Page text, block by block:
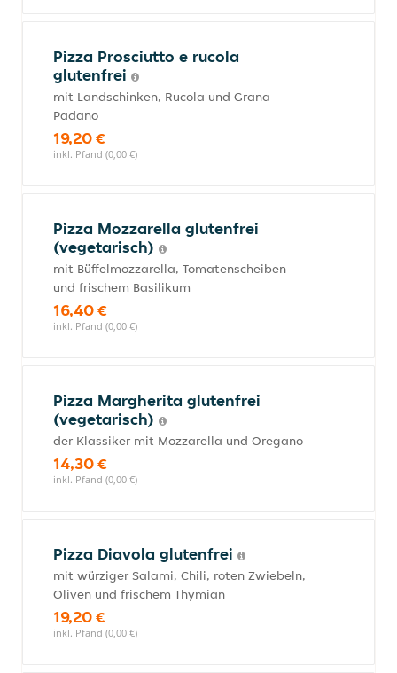
Pizza Prosciutto e rucola
glutenfrei
mit Landschinken, Rucola und Grana
Padano
19,20 €
inkl. Pfand (0,00 €)
Pizza Mozzarella glutenfrei
(vegetarisch)
mit Büffelmozzarella, Tomatenscheiben
und frischem Basilikum
16,40 €
inkl. Pfand (0,00 €)
Pizza Margherita glutenfrei
(vegetarisch)
der Klassiker mit Mozzarella und Oregano
14,30 €
inkl. Pfand (0,00 €)
Pizza Diavola glutenfrei
mit würziger Salami, Chili, roten Zwiebeln,
Oliven und frischem Thymian
19,20 €
inkl. Pfand (0,00 €)